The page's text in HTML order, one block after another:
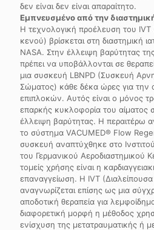
δεν είναι δεν είναι απαραίτητο.
Εμπνευσμένο από την
Η τεχνολογική προέλευση του IVT
κενού) βρίσκεται στη διαστημική
NASA. Στην έλλειψη βαρύτητας
πρέπει να υποβάλλονται σε
μια συσκευή LBNPD (Συσκευή
Σώματος) κάθε δέκα ώρες για την
επιπλοκών. Αυτός είναι ο μόνος
επαρκής κυκλοφορία του αίματος
έλλειψη βαρύτητας. Η περαιτέρω
το σύστημα VACUMED® Flow
συσκευή αναπτύχθηκε στο
του Γερμανικού Αεροδιαστημικού
τομείς χρήσης είναι η
επαναγγείωση. Η IVT
αναγνωρίζεται επίσης ως μια
αποδοτική θεραπεία για
διαφορετική μορφή η μέθοδος
ενίσχυση της μετατραυματικής ή